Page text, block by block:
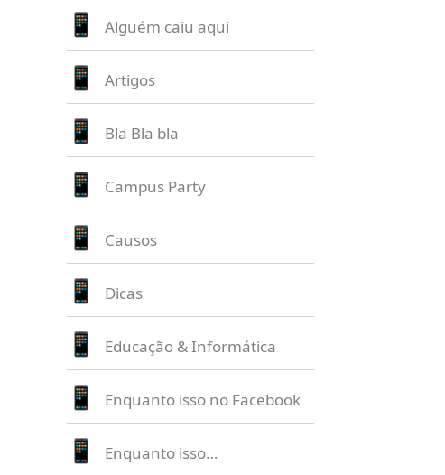
Alguém caiu aqui
Artigos
Bla Bla bla
Campus Party
Causos
Dicas
Educação & Informática
Enquanto isso no Facebook
Enquanto isso…